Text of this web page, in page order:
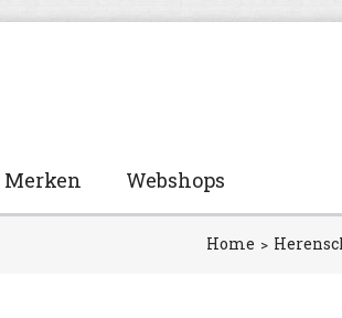
Merken Webshops
Home